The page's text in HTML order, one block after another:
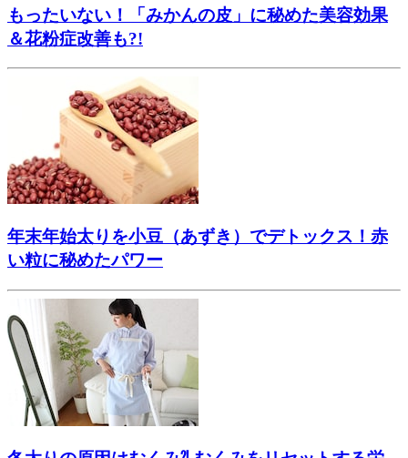
もったいない！「みかんの皮」に秘めた美容効果
＆花粉症改善も?!
年末年始太りを小豆（あずき）でデトックス！赤
い粒に秘めたパワー